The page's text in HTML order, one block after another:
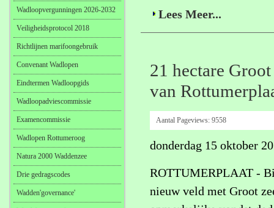
Lees Meer...
21 hectare
van
Aantal Pageviews: 9558
donderdag 15 oktober
ROTTUMERPLAAT -
nieuw veld met Groot
Wadloopvergunningen 2026-2032
Veiligheidsprotocol 2018
Richtlijnen marifoongebruik
Convenant Wadlopen
Eindtermen Wadloopgids
Wadloopadviescommissie
Examencommissie
Wadlopen Rottumeroog
Natura 2000 Waddenzee
Drie gedragscodes
Wadden'governance'